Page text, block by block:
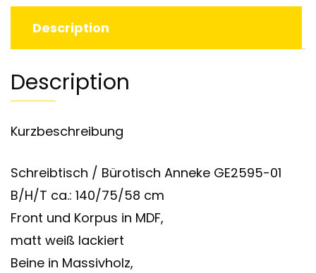
Description
Description
Kurzbeschreibung
Schreibtisch / Bürotisch Anneke GE2595-01
B/H/T ca.: 140/75/58 cm
Front und Korpus in MDF,
matt weiß lackiert
Beine in Massivholz,